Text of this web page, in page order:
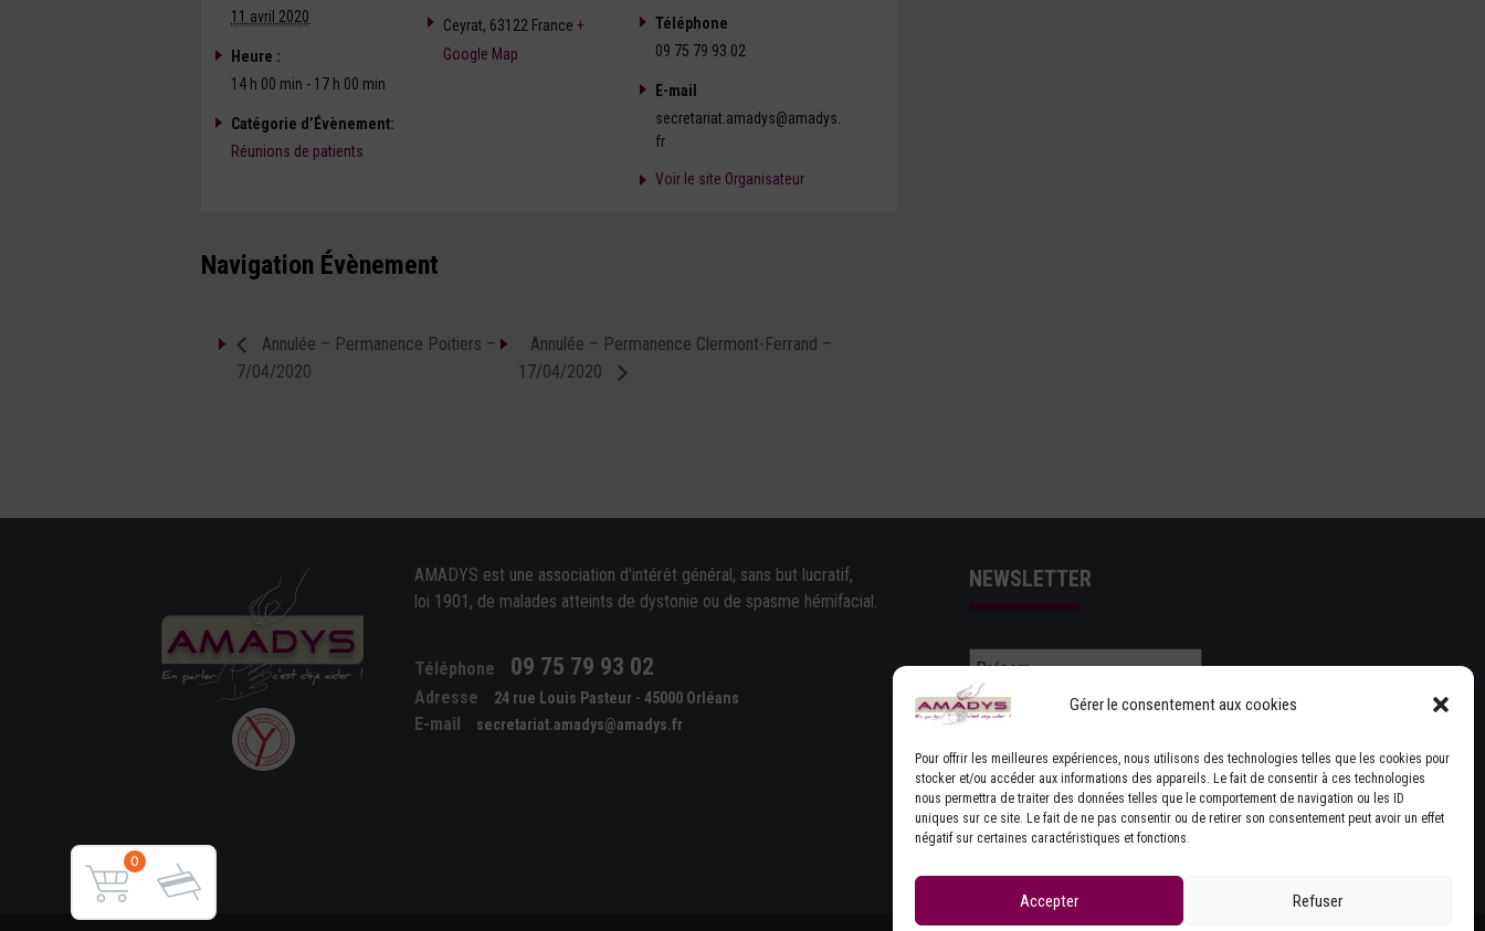
Gérer le consentement aux cookies
Pour offrir les meilleures expériences, nous utilisons des technologies telles que les cookies pour
stocker et/ou accéder aux informations des appareils. Le fait de consentir à ces technologies
nous permettra de traiter des données telles que le comportement de navigation ou les ID
uniques sur ce site. Le fait de ne pas consentir ou de retirer son consentement peut avoir un effet
négatif sur certaines caractéristiques et fonctions.
Accepter Refuser
11 avril 2020
Heure :
14 h 00 min - 17 h 00 min
Catégorie d’Évènement:
Réunions de patients
Ceyrat, 63122 France +
Google Map
Téléphone
09 75 79 93 02
E-mail
secretariat.amadys@amadys.
fr
Voir le site Organisateur
Navigation Évènement
Annulée – Permanence Poitiers –
7/04/2020
Annulée – Permanence Clermont-Ferrand –
17/04/2020
AMADYS est une association d'intérêt général, sans but lucratif,
loi 1901, de malades atteints de dystonie ou de spasme hémifacial.
Téléphone 09 75 79 93 02
Adresse 24 rue Louis Pasteur - 45000 Orléans
E-mail secretariat.amadys@amadys.fr
NEWSLETTER
J'ACCEPTE LES CONDITIONS GÉNÉRALES
D'UTILISATION
0